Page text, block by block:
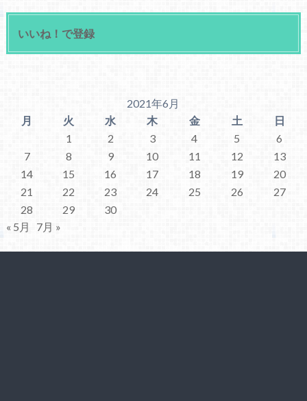
いいね！で登録
2021年6月
月
火 水 木 金 土
日
1
2 3 4 5
6
7
8 9 10 11 12
13
14
15 16 17 18 19
20
21
22 23 24 25 26
27
28
29
30
« 5月
7月 »